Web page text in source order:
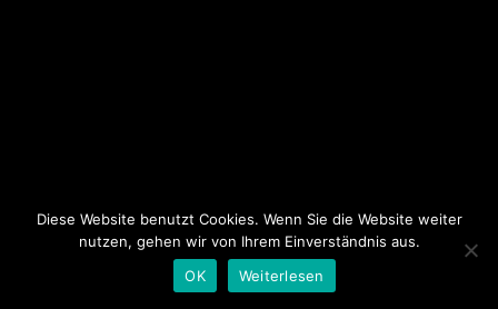
Diese Website benutzt Cookies. Wenn Sie die Website weiter
nutzen, gehen wir von Ihrem Einverständnis aus.
OK
Weiterlesen